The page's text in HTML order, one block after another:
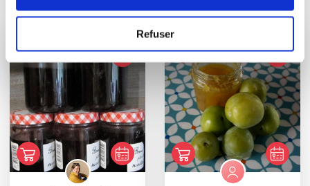
Refuser
Vous aimerez aussi ...